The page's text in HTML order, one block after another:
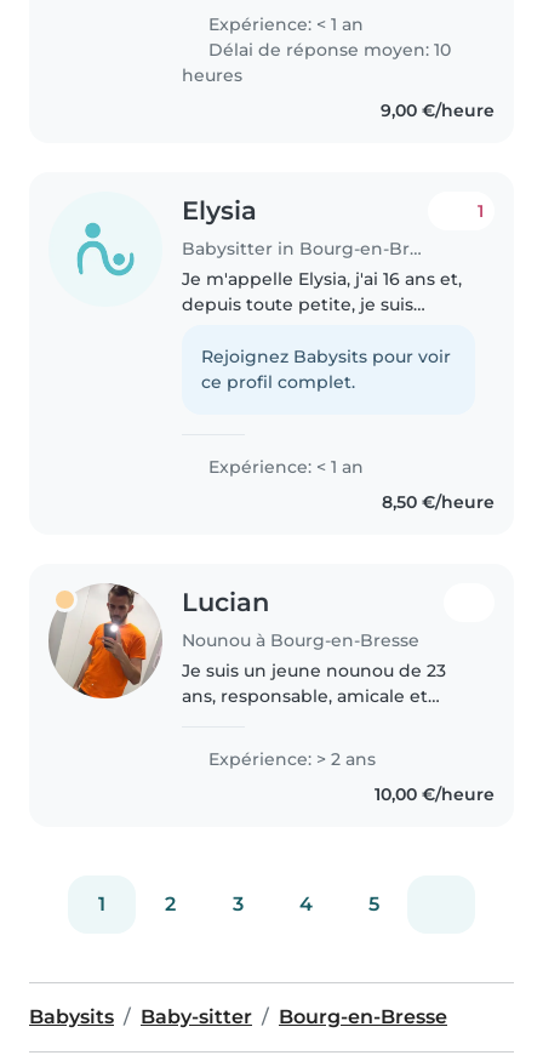
en temps au seins de mon
immeuble . Je garde aussi
régulièrement des enfants de..
Expérience: < 1 an
Délai de réponse moyen: 10
heures
9,00 €/heure
Elysia
Babysitter in Bourg-en-Bresse
1
Je m'appelle Elysia, j'ai 16 ans et,
depuis toute petite, je suis
l'enfance. En entrant au lycée, j'ai
pu concrétiser cet intérêt et
Rejoignez Babysits pour voir
ce profil complet.
Expérience: < 1 an
8,50 €/heure
Lucian
Nounou à Bourg-en-Bresse
Je suis un jeune nounou de 23
ans, responsable, amicale et
avec les enfants de tous âges,
des bébés aux adolescents. Bien
que je n'aie pas de certification..
Expérience: > 2 ans
10,00 €/heure
1 2 3 4 5
Babysits Baby-sitter Bourg-en-Bresse